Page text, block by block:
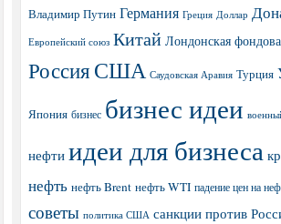
Владимир Путин Германия Греция Доллар
Европейский союз Китай Лондонская
РоссияСША Саудовская Аравия Турция
Япония бизнес бизнес идеи
нефти идеи для бизнеса
нефть нефть Brent нефть WTI падение цен на
советы политика США санкции против